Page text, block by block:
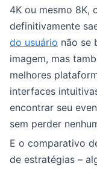
4K ou mesmo 8K,
definitivamente
do usuário não se
imagem, mas
melhores
interfaces
encontrar seu
sem perder
E o comparativo
de estratégias –